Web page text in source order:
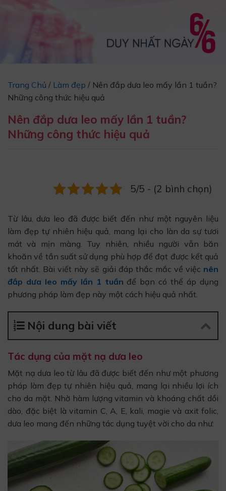
Trang Chủ / Làm đẹp / Nên đắp dưa leo mấy lần 1 tuần?
Những công thức hiệu quả
Nên đắp dưa leo mấy lần 1 tuần?
Những công thức hiệu quả
5/5 - (2 bình chọn)
Từ lâu, dưa leo đã được biết đến như một nguyên liệu
làm đẹp tự nhiên hiệu quả, mang lại cho làn da sự tươi
mát và mịn màng. Tuy nhiên, nhiều người vẫn băn
khoăn về tần suất sử dụng phù hợp để đạt được kết quả
tốt nhất. Bài viết này sẽ giải đáp thắc mắc về việc nên
đắp dưa leo mấy lần 1 tuần để bạn có thể áp dụng
phương pháp làm đẹp này một cách hiệu quả nhất.
Nội dung bài viết
Tác dụng của mặt nạ dưa leo
Mặt nạ dưa leo từ lâu đã được biết đến như một phương
pháp làm đẹp tự nhiên hiệu quả, mang lại nhiều lợi ích
cho da mặt. Nhờ hàm lượng vitamin và khoáng chất dồi
dào, đặc biệt là vitamin C, A, E, kali, magie và axit folic,
dưa leo mang đến những tác dụng tuyệt vời cho da như: